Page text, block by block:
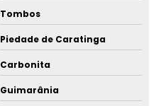
Tombos
Piedade de Caratinga
Carbonita
Guimarânia